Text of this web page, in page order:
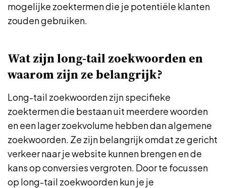
mogelijke zoektermen die je potentiële klanten
zouden gebruiken.
Wat zijn long-tail zoekwoorden en
waarom zijn ze belangrijk?
Long-tail zoekwoorden zijn specifieke
zoektermen die bestaan uit meerdere woorden
en een lager zoekvolume hebben dan algemene
zoekwoorden. Ze zijn belangrijk omdat ze gericht
verkeer naar je website kunnen brengen en de
kans op conversies vergroten. Door te focussen
op long-tail zoekwoorden kun je je